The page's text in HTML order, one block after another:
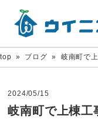
top » ブログ » 岐南町で
2024/05/15
岐南町で上棟工